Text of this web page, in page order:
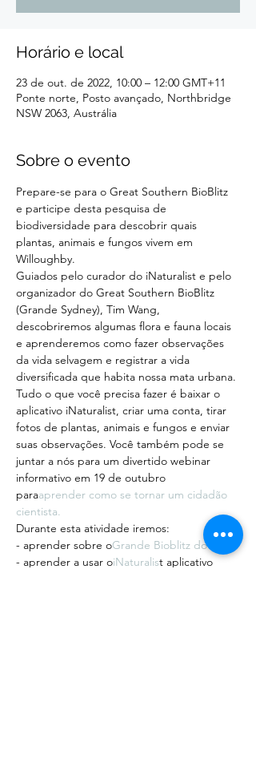
Horário e local
23 de out. de 2022, 10:00 – 12:00 GMT+11
Ponte norte, Posto avançado, Northbridge
NSW 2063, Austrália
Sobre o evento
Prepare-se para o Great Southern BioBlitz
e participe desta pesquisa de
biodiversidade para descobrir quais
plantas, animais e fungos vivem em
Willoughby.
Guiados pelo curador do iNaturalist e pelo
organizador do Great Southern BioBlitz
(Grande Sydney), Tim Wang,
descobriremos algumas flora e fauna locais
e aprenderemos como fazer observações
da vida selvagem e registrar a vida
diversificada que habita nossa mata urbana.
Tudo o que você precisa fazer é baixar o
aplicativo iNaturalist, criar uma conta, tirar
fotos de plantas, animais e fungos e enviar
suas observações. Você também pode se
juntar a nós para um divertido webinar
informativo em 19 de outubro
paraaprender como se tornar um cidadão
cientista.
Durante esta atividade iremos:
- aprender sobre oGrande Bioblitz do Sul
- aprender a usar oiNaturalist aplicativo